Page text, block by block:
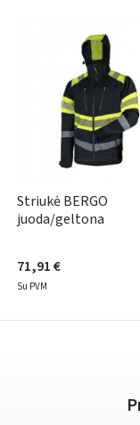
Striukė BERGO
juoda/geltona
71,91 €
Su PVM